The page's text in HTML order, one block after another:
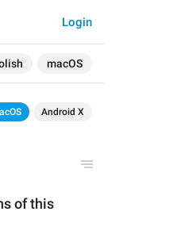
macOS
Login
Android X
of this